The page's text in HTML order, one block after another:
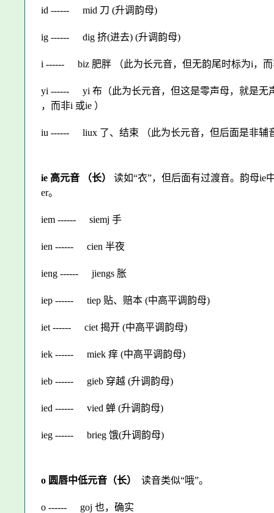
id ------ mid 刀 (升调韵母)
ig ------ dig 挤(进去) (升调韵母)
i ------ biz 肥胖 （此为长元音，但无韵尾时标为i，
yi ------
yi 布（此为长元音，但这是零声母，就是无
，而非i 或ie ）
iu ------ liux 了、结束 （此为长元音，但后面是非辅
ie 高元音 （长） 读如“衣”，但后面有过渡音。韵母ie
er。
iem ------ siemj 手
ien ------ cien 半夜
ieng ------ jiengs 胀
iep ------ tiep 贴、赔本 (中高平调韵母)
iet ------ ciet 揭开 (中高平调韵母)
iek ------ miek 痒 (中高平调韵母)
ieb ------ gieb 穿越 (升调韵母)
ied ------ vied 蝉 (升调韵母)
ieg ------ brieg 饿(升调韵母)
o 圆唇中低元音（长） 读音类似“哦”。
o ------ goj 也，确实